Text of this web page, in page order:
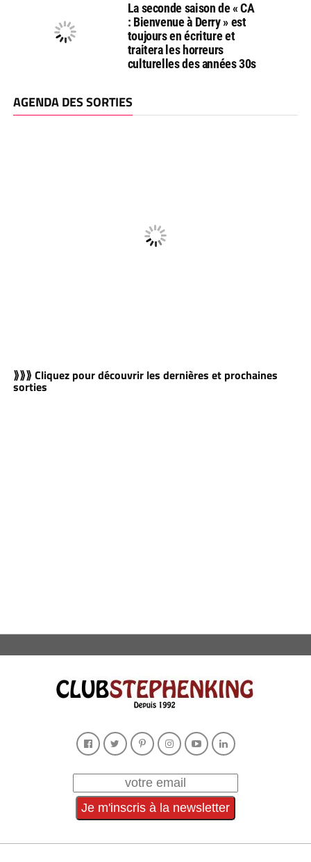
La seconde saison de « CA
: Bienvenue à Derry » est
toujours en écriture et
traitera les horreurs
culturelles des années 30s
AGENDA DES SORTIES
⟫⟫⟫ Cliquez pour découvrir les dernières et prochaines
sorties